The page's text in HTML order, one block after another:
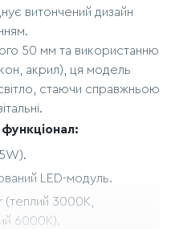
витончений дизайн
50 мм та використанню
акрил), ця модель
стаючи справжньою
функціонал:
LED-модуль.
(теплий 3000К,
6000К).